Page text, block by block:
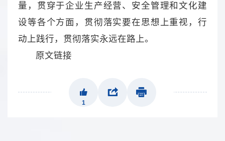
量，贯穿于企业生产经营、安全管理和文化建
设等各个方面，贯彻落实要在思想上重视，行
动上践行，贯彻落实永远在路上。
原文链接
1